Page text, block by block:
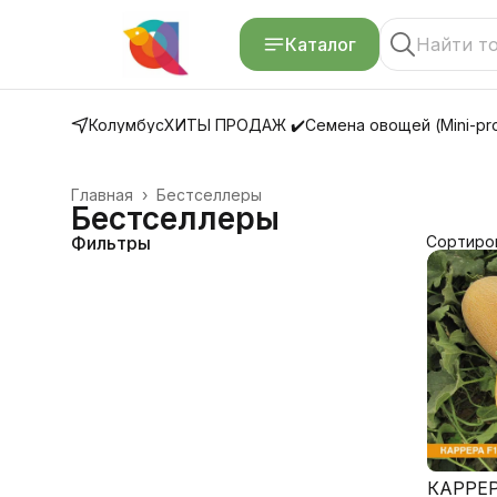
Каталог
КолумбусХИТЫ ПРОДАЖ ✔️Семена овощей (Mini-
Бестселлеры
Главная ›
Бестселлеры
Фильтры